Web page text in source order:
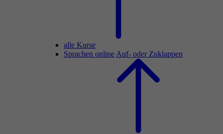
alle Kurse
Sprachen online Auf- oder Zuklappen